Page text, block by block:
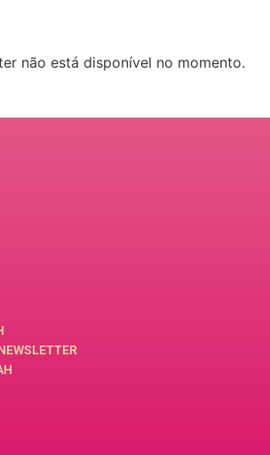
não está disponível no momento.